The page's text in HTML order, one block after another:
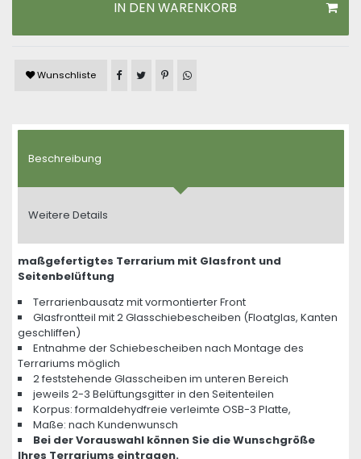
IN DEN WARENKORB
Wunschliste Artikel auf Facebook teilen
Artikel auf Twitter teilen
Artikel auf Pinterest teilen
Artikel auf WhatsApp teilen
Beschreibung
Weitere Details
maßgefertigtes Terrarium mit Glasfront und
Seitenbelüftung
Terrarienbausatz mit vormontierter Front
Glasfrontteil mit 2 Glasschiebescheiben (Floatglas, Kanten
geschliffen)
Entnahme der Schiebescheiben nach Montage des
Terrariums möglich
2 feststehende Glasscheiben im unteren Bereich
jeweils 2-3 Belüftungsgitter in den Seitenteilen
Korpus: formaldehydfreie verleimte OSB-3 Platte,
Maße: nach Kundenwunsch
Bei der Vorauswahl können Sie die Wunschgröße
Ihres Terrariums eintragen.